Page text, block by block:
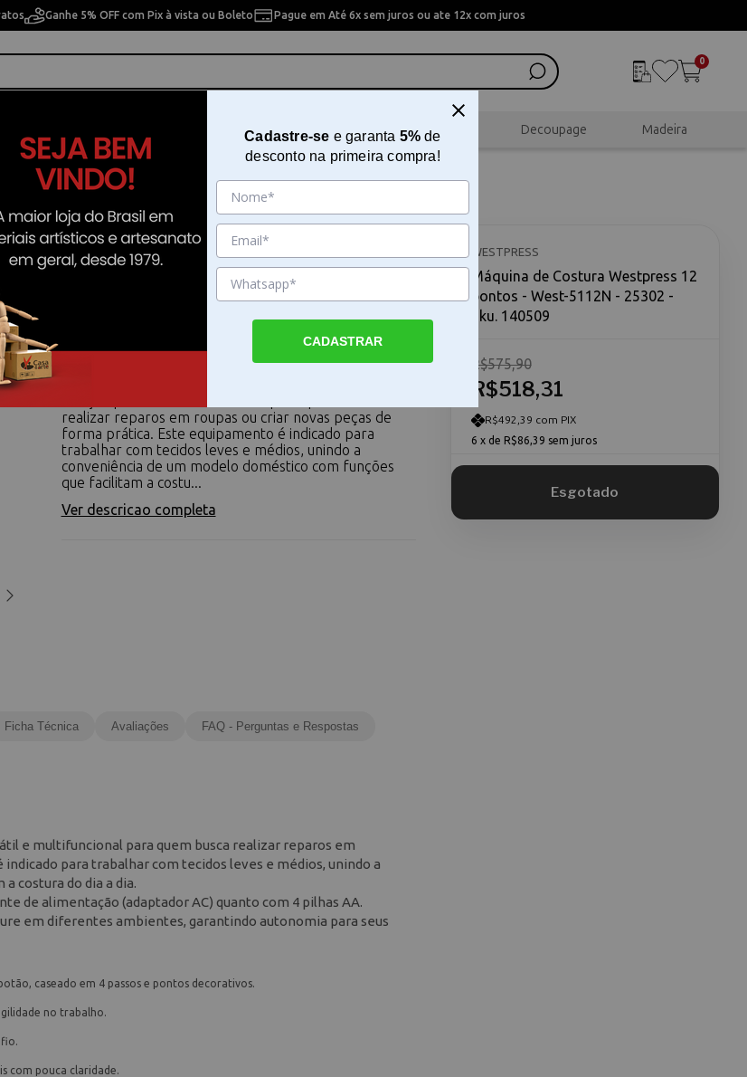
Ganhe 5% OFF com Pix à vista ou Boleto Pague em Até 6x sem juros ou ate 12x com juros
0
Pintura Artesanal Scrapbook Decoupage Madeira
- West-5112N - 25302
Máquina de Costura Westpress 12 pontos
- West-5112N - 25302
Máquina de Costura Westpress 12 pontos - - A
realizar reparos em roupas ou criar novas peças de
forma prática. Este equipamento é indicado para
trabalhar com tecidos leves e médios, unindo a
conveniência de um modelo doméstico com funções
que facilitam a costu...
Ver descricao completa
WESTPRESS
Máquina de Costura Westpress 12
pontos - West-5112N - 25302 -
Sku. 140509
R$518,31
R$575,90
R$492,39 com PIX
6 x de R$86,39 sem juros
Ficha Técnica Avaliações FAQ - Perguntas e Respostas
e multifuncional para quem busca realizar reparos em
para trabalhar com tecidos leves e médios, unindo a
costura do dia a dia.
de alimentação (adaptador AC) quanto com 4 pilhas AA.
em diferentes ambientes, garantindo autonomia para seus
caseado em 4 passos e pontos decorativos.
no trabalho.
com pouca claridade.
Cadastre-se e garanta 5%de
desconto na primeira compra!
CADASTRAR